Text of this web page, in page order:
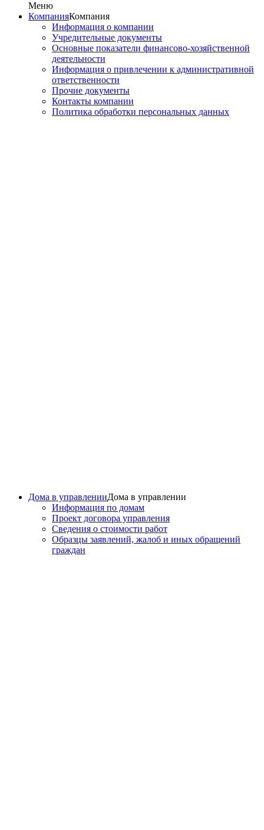
Меню
КомпанияКомпания
Информация о компании
Учредительные документы
Основные показатели финансово-хозяйственной
деятельности
Информация о привлечении к административной
ответственности
Прочие документы
Контакты компании
Политика обработки персональных данных
Дома в управленииДома в управлении
Информация по домам
Проект договора управления
Сведения о стоимости работ
Образцы заявлений, жалоб и иных обращений
граждан